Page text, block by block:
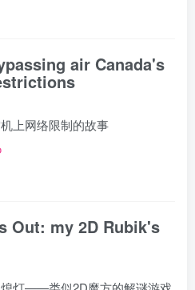
air Canada's
上网络限制的故事
Out: my 2D Rubik's